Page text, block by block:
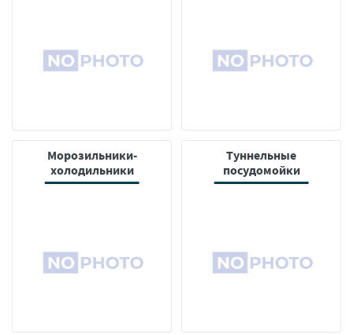
Морозильники-
холодильники
Туннельные
посудомойки